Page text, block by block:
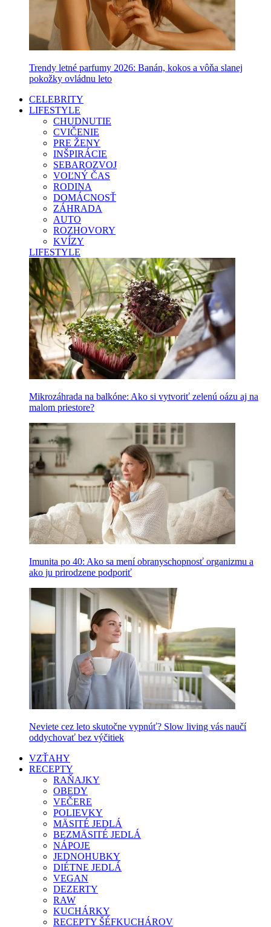
Trendy letné parfumy 2026: Banán, kokos a vôňa slanej
pokožky ovládnu leto
CELEBRITY
LIFESTYLE
CHUDNUTIE
CVIČENIE
PRE ŽENY
INŠPIRÁCIE
SEBAROZVOJ
VOĽNÝ ČAS
RODINA
DOMÁCNOSŤ
ZÁHRADA
AUTO
ROZHOVORY
KVÍZY
LIFESTYLE
Mikrozáhrada na balkóne: Ako si vytvoriť zelenú oázu aj na
malom priestore?
Imunita po 40: Ako sa mení obranyschopnosť organizmu a
ako ju prirodzene podporiť
Neviete cez leto skutočne vypnúť? Slow living vás naučí
oddychovať bez výčitiek
VZŤAHY
RECEPTY
RAŇAJKY
OBEDY
VEČERE
POLIEVKY
MÄSITÉ JEDLÁ
BEZMÄSITÉ JEDLÁ
NÁPOJE
JEDNOHUBKY
DIÉTNE JEDLÁ
VEGAN
DEZERTY
RAW
KUCHÁRKY
RECEPTY ŠÉFKUCHÁROV